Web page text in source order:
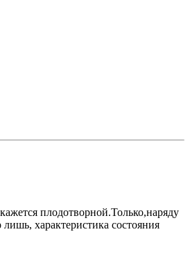
плодотворной.Только,наряду
характеристика состояния